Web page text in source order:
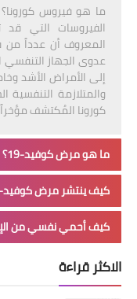
ما هو فيروس
الفيروسات التي
المعروف أن عدداً من
عدوى الجهاز التنفسي
إلى الأمراض الأشد
والمتلازمة
كورونا المُكتشف
ما هو مرض كوفيد-19؟
كيف ينتشر مرض كوفيد-19؟
كيف أحمي نفسي من
الاكثر قراءة